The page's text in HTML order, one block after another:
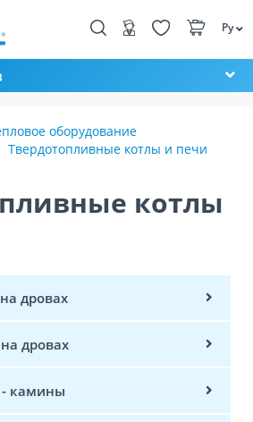
Ру
оборудование
Твердотопливные котлы и печи
котлы
дровах
дровах
камины